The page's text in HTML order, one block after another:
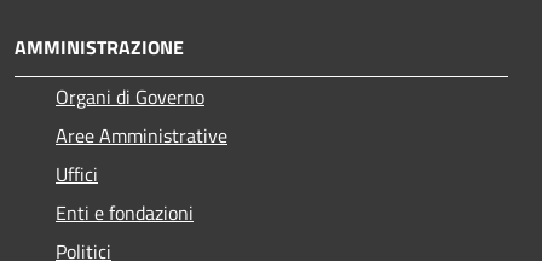
AMMINISTRAZIONE
Organi di Governo
Aree Amministrative
Uffici
Enti e fondazioni
Politici